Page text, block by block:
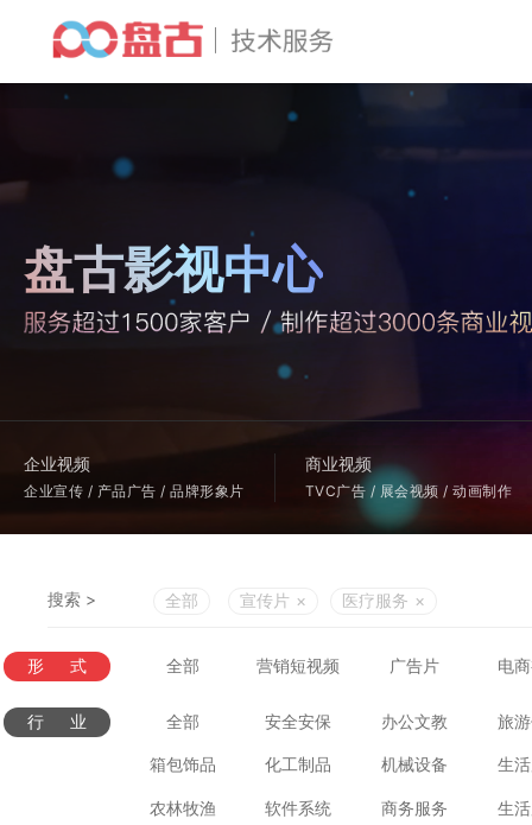
盘古影视中心
企业视频
企业宣传 / 产品广告 / 品牌形象片
商业视频
TVC广告 / 展会视频 / 动画制作
搜索 > 全部 宣传片 × 医疗服务 ×
形式 全部 营销短视频 广告片 电
行业 全部 安全安保 办公文教 旅
箱包饰品 化工制品 机械设备 生
农林牧渔 软件系统 商务服务 生